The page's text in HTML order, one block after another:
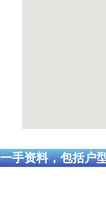
手资料，包括户